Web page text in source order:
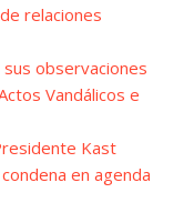
relaciones
sus observaciones
Vandálicos e
Kast
en agenda